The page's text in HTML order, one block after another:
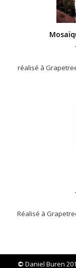
réalisé à
Réalisé à
© Daniel Buren